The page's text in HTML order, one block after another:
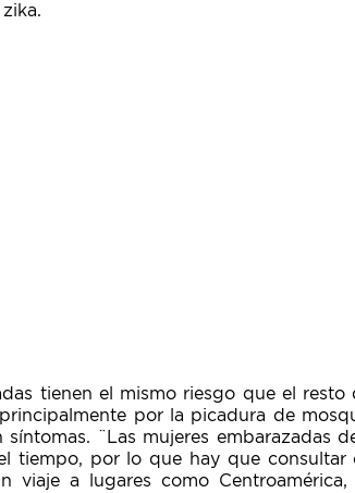
tienen el mismo riesgo que el
por la picadura de
¨Las mujeres embarazadas
tiempo, por lo que hay que consultar
viaje a lugares como